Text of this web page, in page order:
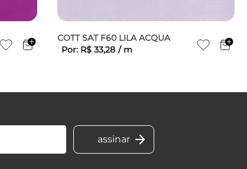
COTT SAT F60 LILA ACQUA
Por: R$ 33,28 / m